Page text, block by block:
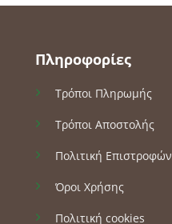
Πληροφορίες
Τρόποι Πληρωμής
Τρόποι Αποστολής
Πολιτική Επιστροφών
Όροι Χρήσης
Πολιτική cookies